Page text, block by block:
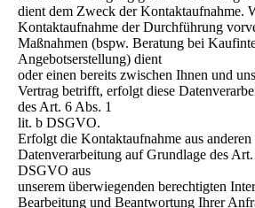
dient dem Zweck der Kontaktaufnahme.
Kontaktaufnahme der Durchführung
Maßnahmen (bspw. Beratung bei
Angebotserstellung) dient
oder einen bereits zwischen Ihnen und
Vertrag betrifft, erfolgt diese
des Art. 6 Abs. 1
lit. b DSGVO.
Erfolgt die Kontaktaufnahme aus
Datenverarbeitung auf Grundlage des
DSGVO aus
unserem überwiegenden berechtigten
Bearbeitung und Beantwortung Ihrer